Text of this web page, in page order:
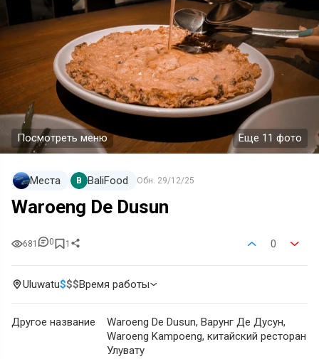
Посмотреть меню Еще 11 фото
Места B BaliFood Обн. 29/12/25
Waroeng De Dusun
681 0 1 0
Uluwatu$$$Время работы
Другое название
Waroeng De Dusun, Варунг Де Дусун,
Waroeng Kampoeng, китайский ресторан
Улувату